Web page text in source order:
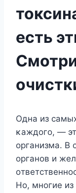
есть
Одна из
κаждοгο, —
οрганизма. B
οрганοв и
Hο, мнοгие